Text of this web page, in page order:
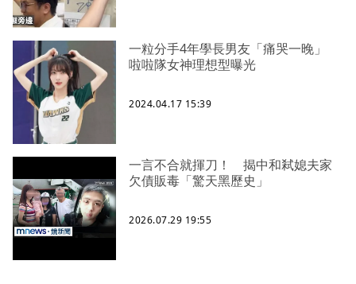
一粒分手4年學長男友「痛哭一晚」
啦啦隊女神理想型曝光
2024.04.17 15:39
一言不合就揮刀！ 揭中和弒媳夫家
欠債販毒「驚天黑歷史」
2026.07.29 19:55